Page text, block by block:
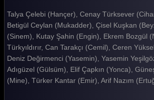
Gelin 184. Bölüm
Gelin 183. Bölüm
Gelin 182. Bölüm
Gelin 181. Bölüm
Gelin 180. Bölüm
Talya Çelebi (Hançer), Cenay Türksever
Betigül Ceylan (Mukadder), Çisel Kuşkan
(Sinem), Kutay Şahin (Engin), Ekrem Bozgül
Türkyıldırır, Can Tarakçı (Cemil), Ceren
Deniz Değirmenci (Yasemin), Yasemin
Adıgüzel (Gülsüm), Elif Çapkın (Yonca),
(Mine), Türker Kantar (Emir), Arif Nazım